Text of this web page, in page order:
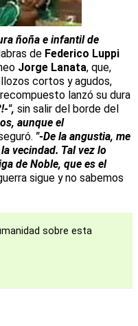
ñoña e infantil de
de Federico Luppi
Jorge Lanata, que,
cortos y agudos,
lanzó su dura
", sin salir del borde del
aunque el
"-De la angustia, me
vecindad. Tal vez lo
de Noble, que es el
sigue y no sabemos
sobre esta